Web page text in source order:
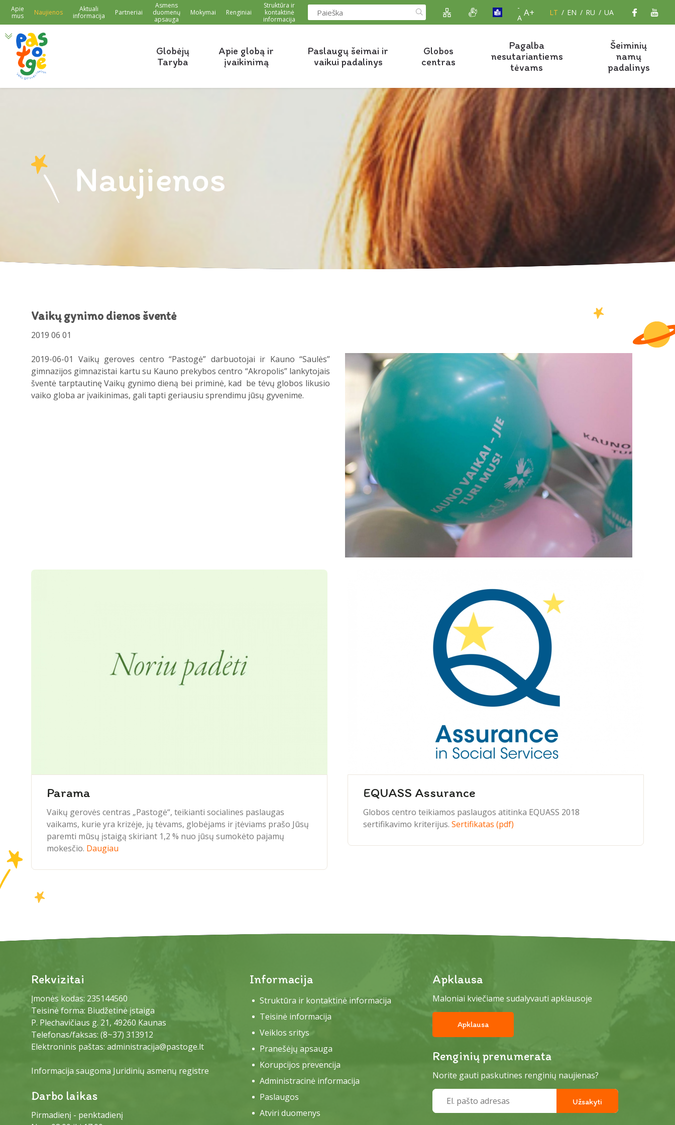
Apie
mus
Naujienos
Aktuali
informacija
Partneriai
Asmens
duomenų
apsauga
Mokymai Renginiai
Struktūra ir
kontaktinė
informacija
-
A A+ LT EN RU UA
Globėjų
Taryba
Apie globą ir
įvaikinimą
Paslaugų šeimai ir
vaikui padalinys
Globos
centras
Pagalba
nesutariantiems
tėvams
Šeiminių
namų
padalinys
Naujienos
Vaikų gynimo dienos šventė
2019 06 01
2019-06-01 Vaikų geroves centro “Pastogė” darbuotojai ir Kauno “Saulės”
gimnazijos gimnazistai kartu su Kauno prekybos centro “Akropolis” lankytojais
šventė tarptautinę Vaikų gynimo dieną bei priminė, kad be tėvų globos likusio
vaiko globa ar įvaikinimas, gali tapti geriausiu sprendimu jūsų gyvenime.
Parama
Vaikų gerovės centras „Pastogė“, teikianti socialines paslaugas
vaikams, kurie yra krizėje, jų tėvams, globėjams ir įtėviams prašo Jūsų
paremti mūsų įstaigą skiriant 1,2 % nuo jūsų sumokėto pajamų
mokesčio. Daugiau
EQUASS Assurance
Globos centro teikiamos paslaugos atitinka EQUASS 2018
sertifikavimo kriterijus. Sertifikatas (pdf)
Rekvizitai
Įmonės kodas: 235144560
Teisinė forma: Biudžetinė įstaiga
P. Plechavičiaus g. 21, 49260 Kaunas
Telefonas/faksas: (8~37) 313912
Elektroninis paštas: administracija@pastoge.lt
Informacija saugoma Juridinių asmenų registre
Darbo laikas
Pirmadienį - penktadienį
Informacija
Struktūra ir kontaktinė informacija
Teisinė informacija
Veiklos sritys
Pranešėjų apsauga
Korupcijos prevencija
Administracinė informacija
Paslaugos
Atviri duomenys
Apklausa
Maloniai kviečiame sudalyvauti apklausoje
Apklausa
Renginių prenumerata
Norite gauti paskutines renginių naujienas?